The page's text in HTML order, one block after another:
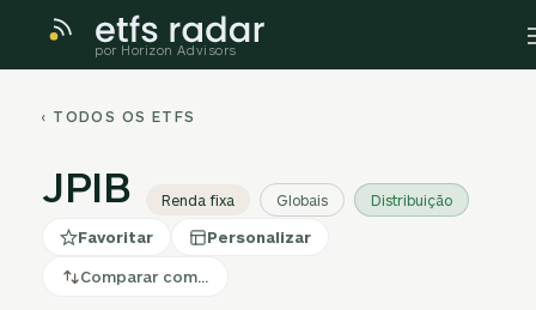
por Horizon Advisors
‹ TODOS OS ETFS
JPIB Renda fixa Globais Distribuição
Favoritar Personalizar
Comparar com…